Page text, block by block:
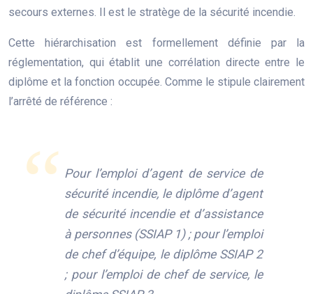
secours externes. Il est le stratège de la sécurité incendie.
Cette hiérarchisation est formellement définie par la
réglementation, qui établit une corrélation directe entre le
diplôme et la fonction occupée. Comme le stipule clairement
l’arrêté de référence :
Pour l’emploi d’agent de service de
sécurité incendie, le diplôme d’agent
de sécurité incendie et d’assistance
à personnes (SSIAP 1) ; pour l’emploi
de chef d’équipe, le diplôme SSIAP 2
; pour l’emploi de chef de service, le